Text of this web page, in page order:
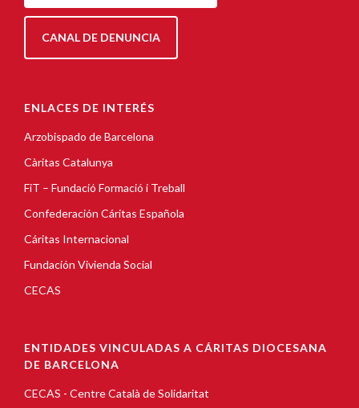
CANAL DE DENUNCIA
ENLACES DE INTERÉS
Arzobispado de Barcelona
Càritas Catalunya
FiT – Fundació Formació i Treball
Confederación Cáritas Española
Cáritas Internacional
Fundación Vivienda Social
CECAS
ENTIDADES VINCULADAS A CÁRITAS DIOCESANA
DE BARCELONA
CECAS - Centre Català de Solidaritat